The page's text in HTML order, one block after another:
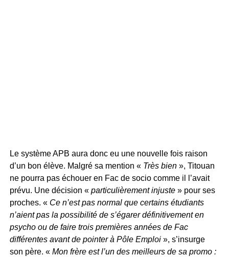
Le système APB aura donc eu une nouvelle fois raison
d’un bon élève. Malgré sa mention « Très bien», Titouan
ne pourra pas échouer en Fac de socio comme il l’avait
prévu. Une décision « particulièrement injuste» pour ses
proches. « Ce n’est pas normal que certains étudiants
n’aient pas la possibilité de s’égarer définitivement en
psycho ou de faire trois premières années de Fac
différentes avant de pointer à Pôle Emploi», s’insurge
son père. « Mon frère est l’un des meilleurs de sa promo :